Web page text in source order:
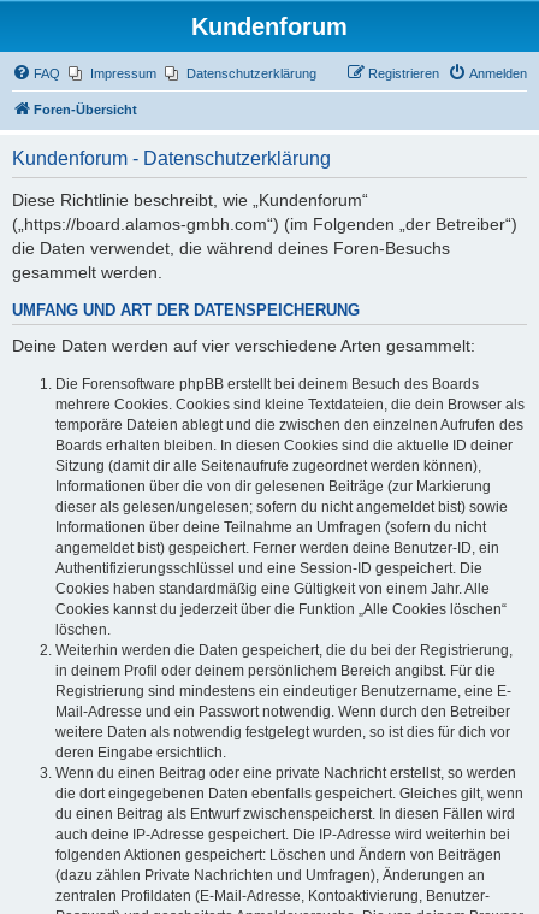
Kundenforum
FAQ Impressum Datenschutzerklärung Anmelden
Registrieren
Foren-Übersicht
Kundenforum - Datenschutzerklärung
Diese Richtlinie beschreibt, wie „Kundenforum“
(„https://board.alamos-gmbh.com“) (im Folgenden „der Betreiber“)
die Daten verwendet, die während deines Foren-Besuchs
gesammelt werden.
UMFANG UND ART DER DATENSPEICHERUNG
Deine Daten werden auf vier verschiedene Arten gesammelt:
Die Forensoftware phpBB erstellt bei deinem Besuch des Boards
mehrere Cookies. Cookies sind kleine Textdateien, die dein Browser als
temporäre Dateien ablegt und die zwischen den einzelnen Aufrufen des
Boards erhalten bleiben. In diesen Cookies sind die aktuelle ID deiner
Sitzung (damit dir alle Seitenaufrufe zugeordnet werden können),
Informationen über die von dir gelesenen Beiträge (zur Markierung
dieser als gelesen/ungelesen; sofern du nicht angemeldet bist) sowie
Informationen über deine Teilnahme an Umfragen (sofern du nicht
angemeldet bist) gespeichert. Ferner werden deine Benutzer-ID, ein
Authentifizierungsschlüssel und eine Session-ID gespeichert. Die
Cookies haben standardmäßig eine Gültigkeit von einem Jahr. Alle
Cookies kannst du jederzeit über die Funktion „Alle Cookies löschen“
löschen.
Weiterhin werden die Daten gespeichert, die du bei der Registrierung,
in deinem Profil oder deinem persönlichem Bereich angibst. Für die
Registrierung sind mindestens ein eindeutiger Benutzername, eine E-
Mail-Adresse und ein Passwort notwendig. Wenn durch den Betreiber
weitere Daten als notwendig festgelegt wurden, so ist dies für dich vor
deren Eingabe ersichtlich.
Wenn du einen Beitrag oder eine private Nachricht erstellst, so werden
die dort eingegebenen Daten ebenfalls gespeichert. Gleiches gilt, wenn
du einen Beitrag als Entwurf zwischenspeicherst. In diesen Fällen wird
auch deine IP-Adresse gespeichert. Die IP-Adresse wird weiterhin bei
folgenden Aktionen gespeichert: Löschen und Ändern von Beiträgen
(dazu zählen Private Nachrichten und Umfragen), Änderungen an
zentralen Profildaten (E-Mail-Adresse, Kontoaktivierung, Benutzer-